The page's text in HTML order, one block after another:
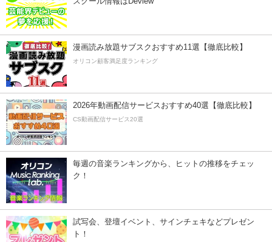
漫画読み放題サブスクおすすめ11選【徹底比較】
オリコン顧客満足度ランキング
2026年動画配信サービスおすすめ40選【徹底比較】
CS動画配信サービス20選
毎週の音楽ランキングから、ヒットの推移をチェッ
ク！
試写会、登壇イベント、サインチェキなどプレゼン
ト！